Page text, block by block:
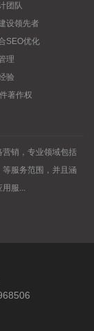
团队
设领先者
SEO优化
理
验
著作权
销，专业领域包括
服务范围，并且涵
服...